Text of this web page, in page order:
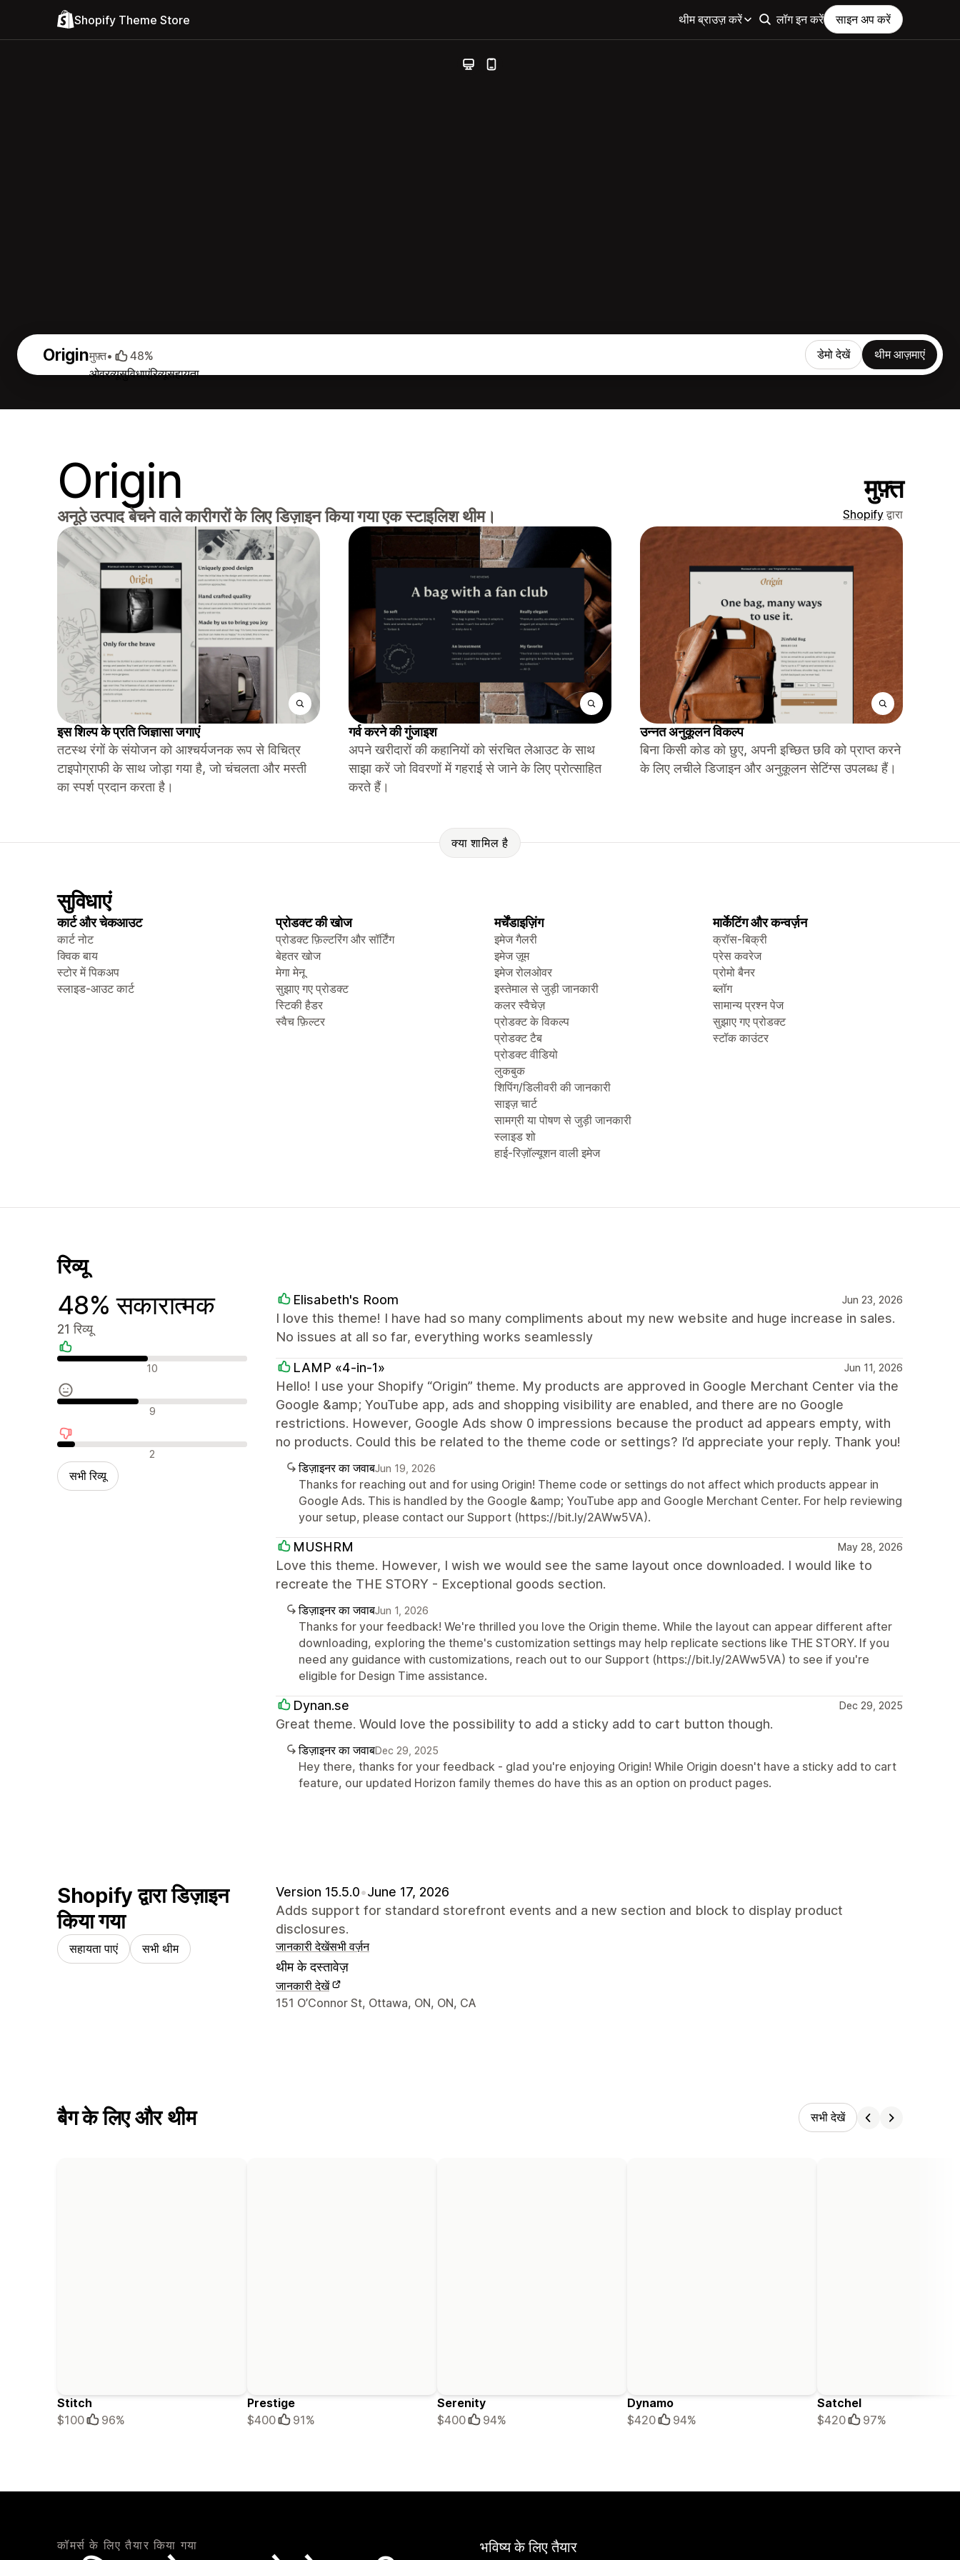
Shopify Theme Store थीम ब्राउज़ करें लॉग इन करें साइन अप करें
Origin
ओवरव्यूसुविधाएंरिव्यूसहायता
मुफ़्त• 48% डेमो देखें थीम आज़माएं
Origin मुफ़्त
अनूठे उत्पाद बेचने वाले कारीगरों के लिए डिज़ाइन किया गया एक स्टाइलिश थीम। Shopify द्वारा
इस शिल्प के प्रति जिज्ञासा जगाएं
तटस्थ रंगों के संयोजन को आश्चर्यजनक रूप से विचित्र
टाइपोग्राफी के साथ जोड़ा गया है, जो चंचलता और मस्ती
का स्पर्श प्रदान करता है।
गर्व करने की गुंजाइश
अपने खरीदारों की कहानियों को संरचित लेआउट के साथ
साझा करें जो विवरणों में गहराई से जाने के लिए प्रोत्साहित
करते हैं।
उन्नत अनुकूलन विकल्प
बिना किसी कोड को छुए, अपनी इच्छित छवि को प्राप्त करने
के लिए लचीले डिजाइन और अनुकूलन सेटिंग्स उपलब्ध हैं।
क्या शामिल है
सुविधाएं
कार्ट और चेकआउट
कार्ट नोट
क्विक बाय
स्टोर में पिकअप
स्लाइड-आउट कार्ट
प्रोडक्ट की खोज
प्रोडक्ट फ़िल्टरिंग और सॉर्टिंग
बेहतर खोज
मेगा मेनू
सुझाए गए प्रोडक्ट
स्टिकी हैडर
स्वैच फ़िल्टर
मर्चेंडाइज़िंग
इमेज गैलरी
इमेज ज़ूम
इमेज रोलओवर
इस्तेमाल से जुड़ी जानकारी
कलर स्वैचेज़
प्रोडक्ट के विकल्प
प्रोडक्ट टैब
प्रोडक्ट वीडियो
लुकबुक
शिपिंग/डिलीवरी की जानकारी
साइज़ चार्ट
सामग्री या पोषण से जुड़ी जानकारी
स्लाइड शो
हाई-रिज़ॉल्यूशन वाली इमेज
मार्केटिंग और कन्वर्ज़न
क्रॉस-बिक्री
प्रेस कवरेज
प्रोमो बैनर
ब्लॉग
सामान्य प्रश्न पेज
सुझाए गए प्रोडक्ट
स्टॉक काउंटर
रिव्यू
48% सकारात्मक
21 रिव्यू
सकारात्मक रिव्यू 10
न्यूट्रल रिव्यू 9
नकारात्मक रिव्यू 2
सभी रिव्यू
Elisabeth's Room Jun 23, 2026
I love this theme! I have had so many compliments about my new website and huge increase in sales.
No issues at all so far, everything works seamlessly
LAMP «4-in-1» Jun 11, 2026
Hello! I use your Shopify “Origin” theme. My products are approved in Google Merchant Center via the
Google &amp; YouTube app, ads and shopping visibility are enabled, and there are no Google
restrictions. However, Google Ads show 0 impressions because the product ad appears empty, with
no products. Could this be related to the theme code or settings? I’d appreciate your reply. Thank you!
डिज़ाइनर का जवाबJun 19, 2026
Thanks for reaching out and for using Origin! Theme code or settings do not affect which products appear in
Google Ads. This is handled by the Google &amp; YouTube app and Google Merchant Center. For help reviewing
your setup, please contact our Support (https://bit.ly/2AWw5VA).
MUSHRM May 28, 2026
Love this theme. However, I wish we would see the same layout once downloaded. I would like to
recreate the THE STORY - Exceptional goods section.
डिज़ाइनर का जवाबJun 1, 2026
Thanks for your feedback! We're thrilled you love the Origin theme. While the layout can appear different after
downloading, exploring the theme's customization settings may help replicate sections like THE STORY. If you
need any guidance with customizations, reach out to our Support (https://bit.ly/2AWw5VA) to see if you're
eligible for Design Time assistance.
Dynan.se Dec 29, 2025
Great theme. Would love the possibility to add a sticky add to cart button though.
डिज़ाइनर का जवाबDec 29, 2025
Hey there, thanks for your feedback - glad you're enjoying Origin! While Origin doesn't have a sticky add to cart
feature, our updated Horizon family themes do have this as an option on product pages.
Shopify द्वारा डिज़ाइन
किया गया
सहायता पाएं सभी थीम
Version 15.5.0•June 17, 2026
Adds support for standard storefront events and a new section and block to display product
disclosures.
जानकारी देखेंसभी वर्ज़न
थीम के दस्तावेज़
जानकारी देखें
डिज़ाइनर के संपर्क की जानकारी
151 O’Connor St, Ottawa, ON, ON, CA
बैग के लिए और थीम सभी देखें
Stitch
$100
96%
Prestige
$400
91%
Serenity
$400
94%
Dynamo
$420
94%
Satchel
$420
97%
कॉमर्स के लिए तैयार किया गया
भविष्य के लिए तैयार